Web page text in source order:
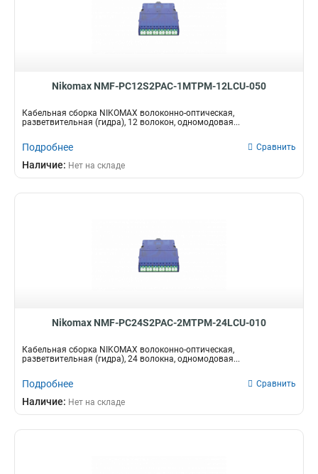
Nikomax NMF-PC12S2PAC-1MTPM-12LCU-050
Кабельная сборка NIKOMAX волоконно-оптическая,
разветвительная (гидра), 12 волокон, одномодовая...
Подробнее Сравнить
Наличие: Нет на складе
Nikomax NMF-PC24S2PAC-2MTPM-24LCU-010
Кабельная сборка NIKOMAX волоконно-оптическая,
разветвительная (гидра), 24 волокна, одномодовая...
Подробнее Сравнить
Наличие: Нет на складе